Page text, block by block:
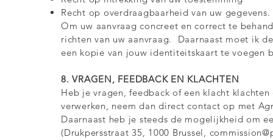
Recht op overdraagbaarheid van uw gegevens.
Om uw aanvraag concreet en correct te
richten van uw aanvraag. Daarnaast moet ik
een kopie van jouw identiteitskaart te voegen
8. VRAGEN, FEEDBACK EN KLACHTEN
Heb je vragen, feedback of een klacht
verwerken, neem dan direct contact op met
Daarnaast heb je steeds de mogelijkheid om
(Drukpersstraat 35, 1000 Brussel,